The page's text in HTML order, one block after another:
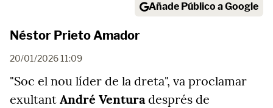
Añade Público a Google
Néstor Prieto Amador
20/01/2026 11:09
"Soc el nou líder de la dreta", va proclamar
exultant André Venturadesprés de